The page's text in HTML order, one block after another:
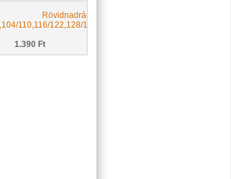
158,164/170,S,M)
Rövidnadrág, tornanadrág
110,116/122,128/134,140/146,152/158,164/170,M)
1.390 Ft